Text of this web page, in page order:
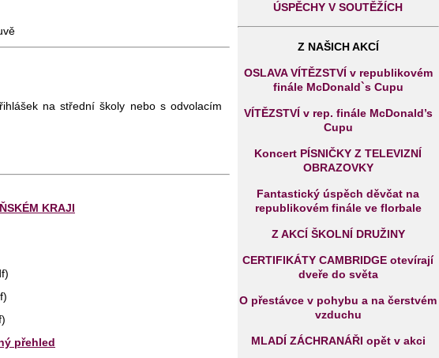
na střední školy nebo s odvolacím
KRAJI
přehled
ÚSPĚCHY V SOUTĚŽÍCH
Z NAŠICH AKCÍ
OSLAVA VÍTĚZSTVÍ v republikovém
finále McDonald`s Cupu
VÍTĚZSTVÍ v rep. finále McDonald’s
Cupu
Koncert PÍSNIČKY Z TELEVIZNÍ
OBRAZOVKY
Fantastický úspěch děvčat na
republikovém finále ve florbale
Z AKCÍ ŠKOLNÍ DRUŽINY
CERTIFIKÁTY CAMBRIDGE otevírají
dveře do světa
O přestávce v pohybu a na čerstvém
vzduchu
MLADÍ ZÁCHRANÁŘI opět v akci